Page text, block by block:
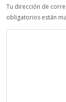
Tu dirección de
obligatorios están